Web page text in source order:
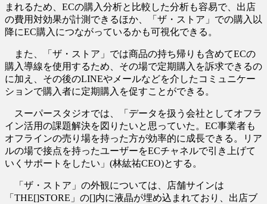
まれるため、ECの購入分析と比較した分析も容易で、出店
の費用対効果が計測できるほか、「ザ・ストア」での購入以
降にEC購入につながっているかも可視化できる。
また、「ザ・ストア」では商品の持ち帰りも含めてECの
購入導線を使用するため、その場で定期購入を訴求できるの
に加え、その後のLINEやメールなどを介したコミュニケー
ションで購入者に定期購入を促すことができる。
スーパースタジオでは、「データを扱う会社としてオフラ
イン活用の課題解決を図りたいと思っていた。EC事業者も
オフラインの売り場を持った方が効率的に成長できる。リア
ルの場で接点を持ったユーザーをECチャネルで引き上げて
いくサポートをしたい」(林紘祐CEO)とする。
「ザ・ストア」の外観については、店舗サインは
「THE[]STORE」の[]内に液晶が埋め込まれており、出店ブ